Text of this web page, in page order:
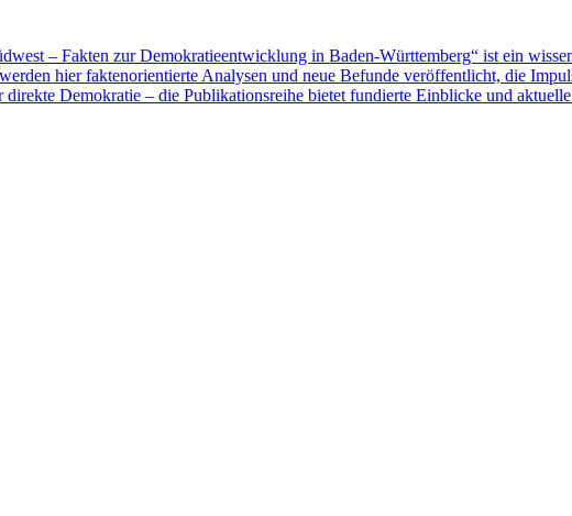
– Fakten zur Demokratieentwicklung in Baden-Württemberg“ ist ein
hier faktenorientierte Analysen und neue Befunde veröffentlicht, die
Demokratie – die Publikationsreihe bietet fundierte Einblicke und